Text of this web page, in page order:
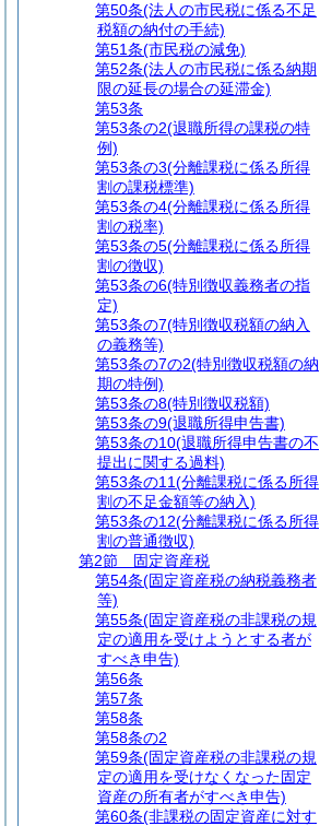
第50条(法人の市民税に係る不足
税額の納付の手続)
第51条(市民税の減免)
第52条(法人の市民税に係る納期
限の延長の場合の延滞金)
第53条
第53条の2(退職所得の課税の特
例)
第53条の3(分離課税に係る所得
割の課税標準)
第53条の4(分離課税に係る所得
割の税率)
第53条の5(分離課税に係る所得
割の徴収)
第53条の6(特別徴収義務者の指
定)
第53条の7(特別徴収税額の納入
の義務等)
第53条の7の2(特別徴収税額の納
期の特例)
第53条の8(特別徴収税額)
第53条の9(退職所得申告書)
第53条の10(退職所得申告書の不
提出に関する過料)
第53条の11(分離課税に係る所得
割の不足金額等の納入)
第53条の12(分離課税に係る所得
割の普通徴収)
第2節
固定資産税
第54条(固定資産税の納税義務者
等)
第55条(固定資産税の非課税の規
定の適用を受けようとする者が
すべき申告)
第56条
第57条
第58条
第58条の2
第59条(固定資産税の非課税の規
定の適用を受けなくなった固定
資産の所有者がすべき申告)
第60条(非課税の固定資産に対す